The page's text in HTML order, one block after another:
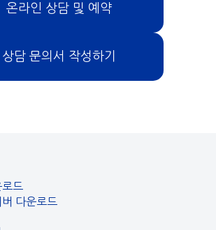
온라인 상담 및 예약
상담 문의서 작성하기
드
다운로드